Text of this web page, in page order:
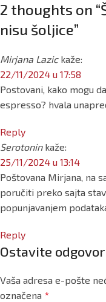
2 thoughts on “
nisu šoljice”
Mirjana Lazic kaže:
22/11/2024 u 17:58
Postovani, kako mogu
espresso? hvala
Reply
Serotonin kaže:
25/11/2024 u 13:14
Poštovana Mirjana, na
poručiti preko sajta
popunjavanjem
Reply
Ostavite odgovor
Vaša adresa e-pošte
označena *